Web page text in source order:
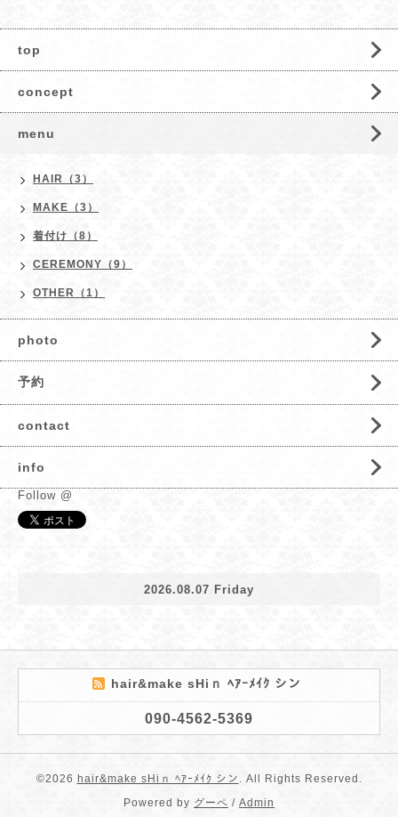
top
concept
menu
HAIR（3）
MAKE（3）
着付け（8）
CEREMONY（9）
OTHER（1）
photo
予約
contact
info
Follow @
2026.08.07 Friday
hair&make sHiｎ ﾍｱｰﾒｲｸ シン
090-4562-5369
©2026 hair&make sHiｎ ﾍｱｰﾒｲｸ シン . All Rights Reserved.
Powered by グーペ / Admin